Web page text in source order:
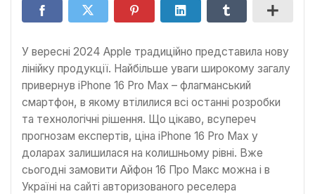
У вересні 2024 Apple традиційно представила нову
лінійку продукції. Найбільше уваги широкому загалу
привернув iPhone 16 Pro Max – флагманський
смартфон, в якому втілилися всі останні розробки
та технологічні рішення. Що цікаво, всупереч
прогнозам експертів, ціна iPhone 16 Pro Max у
доларах залишилася на колишньому рівні. Вже
сьогодні замовити Айфон 16 Про Макс можна і в
Україні на сайті авторизованого реселера